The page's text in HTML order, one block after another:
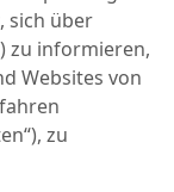
sich über
zu informieren,
Websites von
zu